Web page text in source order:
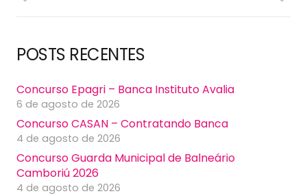
POSTS RECENTES
Concurso Epagri – Banca Instituto Avalia
6 de agosto de 2026
Concurso CASAN – Contratando Banca
4 de agosto de 2026
Concurso Guarda Municipal de Balneário
Camboriú 2026
4 de agosto de 2026